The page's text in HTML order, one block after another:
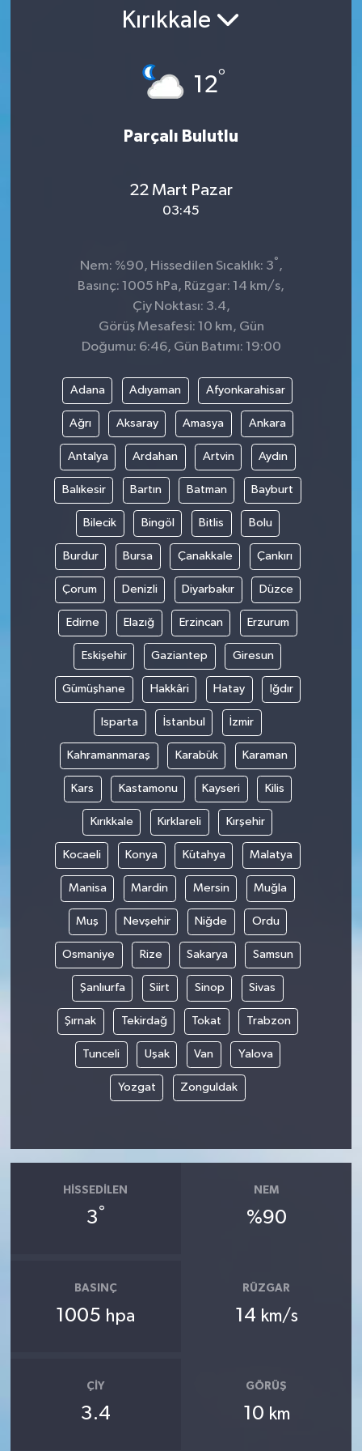
Kırıkkale
12°
Parçalı Bulutlu
22 Mart Pazar
03:45
Nem: %90, Hissedilen Sıcaklık: 3° ,
Basınç: 1005 hPa, Rüzgar: 14 km/s,
Çiy Noktası: 3.4,
Görüş Mesafesi: 10 km, Gün
Doğumu: 6:46, Gün Batımı: 19:00
Adana Adıyaman Afyonkarahisar
Ağrı Aksaray Amasya Ankara
Antalya Ardahan Artvin Aydın
Balıkesir Bartın Batman Bayburt
Bilecik Bingöl Bitlis Bolu
Burdur Bursa Çanakkale Çankırı
Çorum Denizli Diyarbakır Düzce
Edirne Elazığ Erzincan Erzurum
Eskişehir Gaziantep Giresun
Gümüşhane Hakkâri Hatay Iğdır
Isparta İstanbul İzmir
Kahramanmaraş Karabük Karaman
Kars Kastamonu Kayseri Kilis
Kırıkkale Kırklareli Kırşehir
Kocaeli Konya Kütahya Malatya
Manisa Mardin Mersin Muğla
Muş Nevşehir Niğde Ordu
Osmaniye Rize Sakarya Samsun
Şanlıurfa Siirt Sinop Sivas
Şırnak Tekirdağ Tokat Trabzon
Tunceli Uşak Van Yalova
Yozgat Zonguldak
HISSEDILEN
3°
NEM
%90
BASINÇ
1005 hpa
RÜZGAR
14 km/s
ÇIY
3.4
GÖRÜŞ
10 km